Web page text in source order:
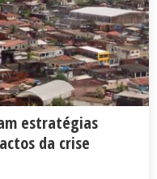
estratégias
da crise